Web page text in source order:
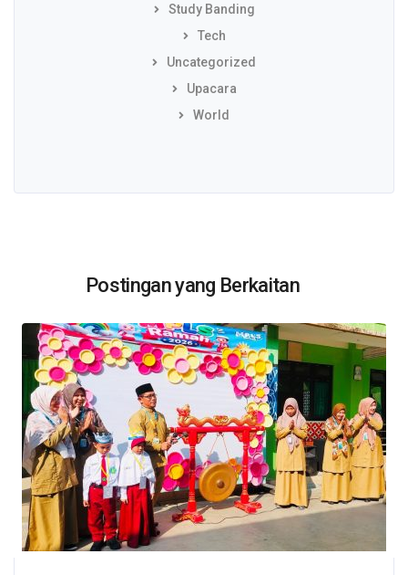
Study Banding
Tech
Uncategorized
Upacara
World
Postingan yang Berkaitan